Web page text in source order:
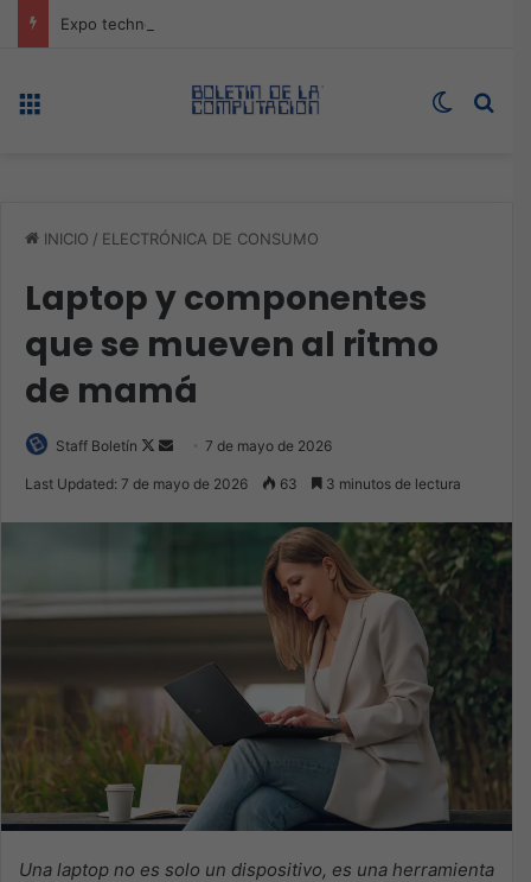
Switch
INICIO / ELECTRÓNICA DE CONSUMO
Laptop y componentes
que se mueven al ritmo
de mamá
Staff Boletín
Follow
Send7 de mayo de 2026
Last Updated: 7 de mayo de 2026 63 3 minutos de lectura
Una laptop no es solo un dispositivo, es una herramienta